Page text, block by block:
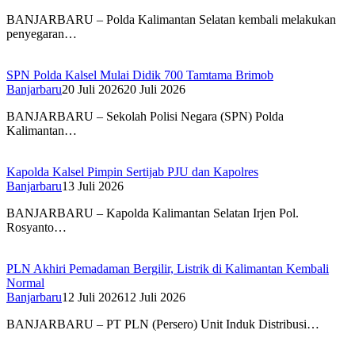
BANJARBARU – Polda Kalimantan Selatan kembali melakukan
penyegaran…
SPN Polda Kalsel Mulai Didik 700 Tamtama Brimob
Banjarbaru20 Juli 202620 Juli 2026
BANJARBARU – Sekolah Polisi Negara (SPN) Polda
Kalimantan…
Kapolda Kalsel Pimpin Sertijab PJU dan Kapolres
Banjarbaru13 Juli 2026
BANJARBARU – Kapolda Kalimantan Selatan Irjen Pol.
Rosyanto…
PLN Akhiri Pemadaman Bergilir, Listrik di Kalimantan Kembali
Normal
Banjarbaru12 Juli 202612 Juli 2026
BANJARBARU – PT PLN (Persero) Unit Induk Distribusi…